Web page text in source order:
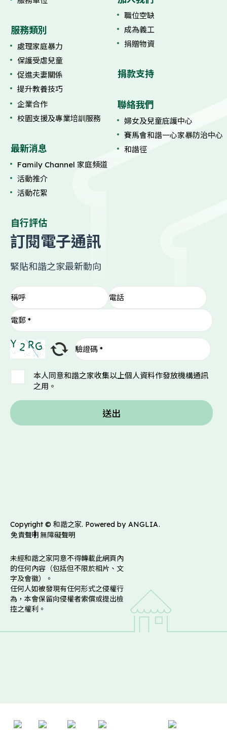
服務類別
處理家庭暴力
保護受虐兒童
促進夫妻關係
提升教養技巧
企業合作
校園支援及專業培訓服務
最新消息
Family Channel 家庭頻道
活動推介
活動花絮
自行評估
職位空缺
成為義工
捐贈物資
捐款支持
聯絡我們
婦女及兒童庇護中心
賽馬會和諧一心家暴防治中心
和諧徑
訂閱電子通訊
緊貼和諧之家最新動向
本人同意和諧之家收集以上個人資料作發放機構通訊
之用。
送出
Copyright © 和諧之家. Powered by ANGLIA.
免責聲明無障礙聲明
未經和諧之家同意不得轉載此網頁內
的任何內容（包括但不限於相片、文
字及會徽）。
任何人如被發現有任何形式之侵權行
為，本會保留向侵權者索償或提出檢
控之權利。